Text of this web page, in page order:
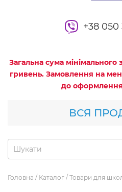
+38 050
Загальна сума
гривень. Замовлення на
до оформлення
ВСЯ
Головна / Каталог / Товари для